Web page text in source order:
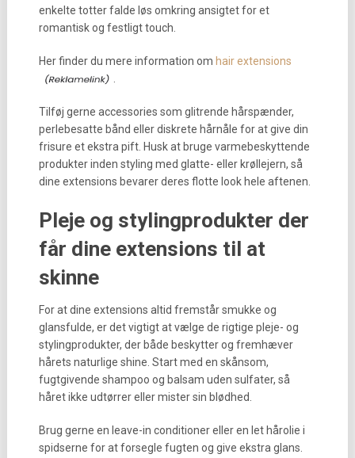
enkelte totter falde løs omkring ansigtet for et
romantisk og festligt touch.
Her finder du mere information om hair extensions
Tilføj gerne accessories som glitrende hårspænder,
perlebesatte bånd eller diskrete hårnåle for at give din
frisure et ekstra pift. Husk at bruge varmebeskyttende
produkter inden styling med glatte- eller krøllejern, så
dine extensions bevarer deres flotte look hele aftenen.
Pleje og stylingprodukter der
får dine extensions til at
skinne
For at dine extensions altid fremstår smukke og
glansfulde, er det vigtigt at vælge de rigtige pleje- og
stylingprodukter, der både beskytter og fremhæver
hårets naturlige shine. Start med en skånsom,
fugtgivende shampoo og balsam uden sulfater, så
håret ikke udtørrer eller mister sin blødhed.
Brug gerne en leave-in conditioner eller en let hårolie i
spidserne for at forsegle fugten og give ekstra glans.